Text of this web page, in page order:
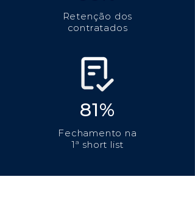
Retenção dos
contratados
81%
Fechamento na
1ª short list